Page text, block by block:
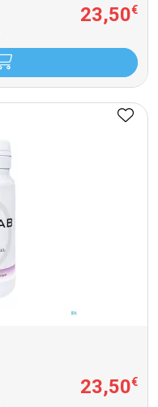
23,50€
23,50€